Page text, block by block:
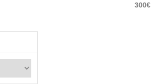
300€